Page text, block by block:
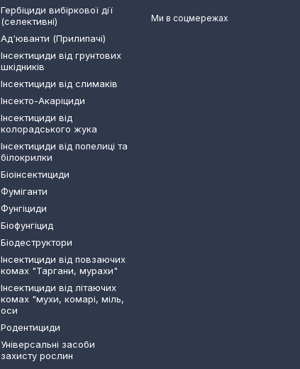
Гербіциди вибіркової дії
(селективні)
Ад'юванти (Прилипачі)
Інсектициди від грунтових
шкідників
Інсектициди від слимаків
Інсекто-Акаріциди
Інсектициди від
колорадського жука
Інсектициди від попелиці та
білокрилки
Біоінсектициди
Фуміганти
Фунгіциди
Біофунгіцид
Біодеструктори
Інсектициди від повзаючих
комах "Таргани, мурахи"
Інсектициди від літаючих
комах "мухи, комарі, міль,
оси
Родентициди
Універсальні засоби
захисту рослин
Ми в соцмережах